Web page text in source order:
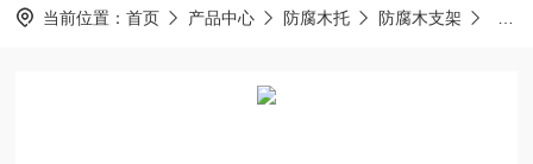
在线留言
当前位置： 首页 产品中心 防腐木托 防腐木支架